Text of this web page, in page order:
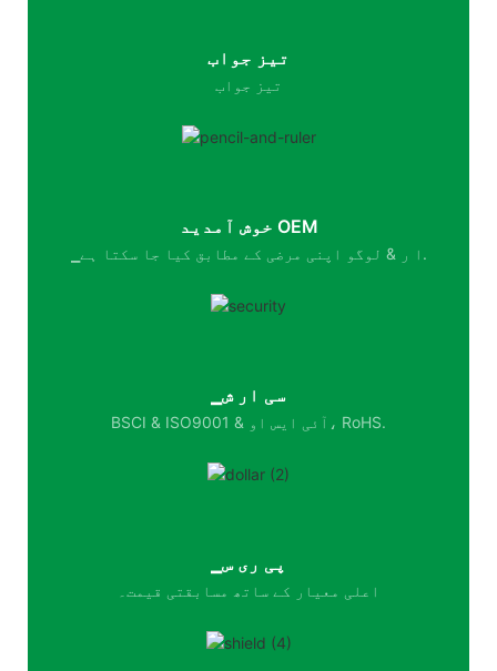
تیز جواب
تیز جواب
خوش آمدید OEM
▁ا ر & لوگو اپنی مرضی کے مطابق کیا جا سکتا ہے.
▁سی ار ش
BSCI & ISO9001 & آئی ایس او، RoHS.
▁پی ری س
اعلی معیار کے ساتھ مسابقتی قیمت۔